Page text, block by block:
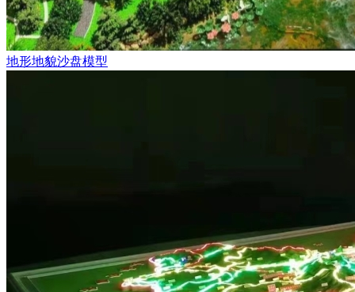
地形地貌沙盘模型